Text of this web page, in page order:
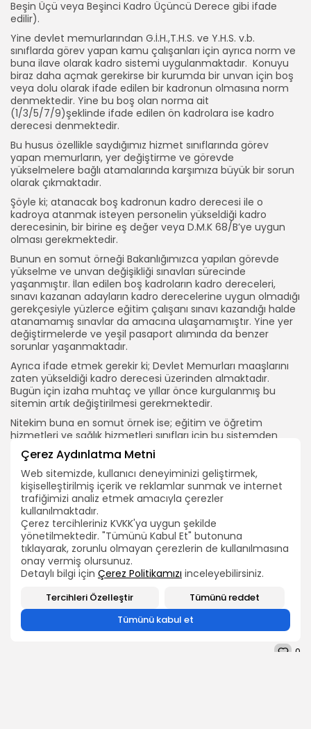
Çerez Aydınlatma Metni
Web sitemizde, kullanıcı deneyiminizi geliştirmek,
kişiselleştirilmiş içerik ve reklamlar sunmak ve internet
trafiğimizi analiz etmek amacıyla çerezler
kullanılmaktadır.
Çerez tercihleriniz KVKK'ya uygun şekilde
yönetilmektedir. "Tümünü Kabul Et" butonuna
tıklayarak, zorunlu olmayan çerezlerin de kullanılmasına
onay vermiş olursunuz.
Detaylı bilgi için Çerez Politikamızı inceleyebilirsiniz.
Tercihleri Özelleştir
Tümünü reddet
Tümünü kabul et
2026 Bütün hakları TEÇ-SEN'e aittir.
ARAMA
BIZI TAKIP EDIN
Beşin Üçü veya Beşinci Kadro Üçüncü Derece gibi ifade
edilir).
Yine devlet memurlarından G.İ.H.,T.H.S. ve Y.H.S. v.b.
sınıflarda görev yapan kamu çalışanları için ayrıca norm ve
buna ilave olarak kadro sistemi uygulanmaktadır. Konuyu
biraz daha açmak gerekirse bir kurumda bir unvan için boş
veya dolu olarak ifade edilen bir kadronun olmasına norm
denmektedir. Yine bu boş olan norma ait
(1/3/5/7/9)şeklinde ifade edilen ön kadrolara ise kadro
derecesi denmektedir.
Bu husus özellikle saydığımız hizmet sınıflarında görev
yapan memurların, yer değiştirme ve görevde
yükselmelere bağlı atamalarında karşımıza büyük bir sorun
olarak çıkmaktadır.
Şöyle ki; atanacak boş kadronun kadro derecesi ile o
kadroya atanmak isteyen personelin yükseldiği kadro
derecesinin, bir birine eş değer veya D.M.K 68/B’ye uygun
olması gerekmektedir.
Bunun en somut örneği Bakanlığımızca yapılan görevde
yükselme ve unvan değişikliği sınavları sürecinde
yaşanmıştır. İlan edilen boş kadroların kadro dereceleri,
sınavı kazanan adayların kadro derecelerine uygun olmadığı
gerekçesiyle yüzlerce eğitim çalışanı sınavı kazandığı halde
atanamamış sınavlar da amacına ulaşamamıştır. Yine yer
değiştirmelerde ve yeşil pasaport alımında da benzer
sorunlar yaşanmaktadır.
Ayrıca ifade etmek gerekir ki; Devlet Memurları maaşlarını
zaten yükseldiği kadro derecesi üzerinden almaktadır.
Bugün için izaha muhtaç ve yıllar önce kurgulanmış bu
sitemin artık değiştirilmesi gerekmektedir.
Nitekim buna en somut örnek ise; eğitim ve öğretim
hizmetleri ve sağlık hizmetleri sınıfları için bu sistemden
yıllar önce vaz geçilmiştir.
Bu nedenle; iki ayrı kadro derecesi uygulaması teke
indirilmeli, boş kadro derecesi/yükseldiği kadro derecesi
durumu ortadan kaldırılmalıdır.
TEÇ-SEN GENEL MERKEZİ
0